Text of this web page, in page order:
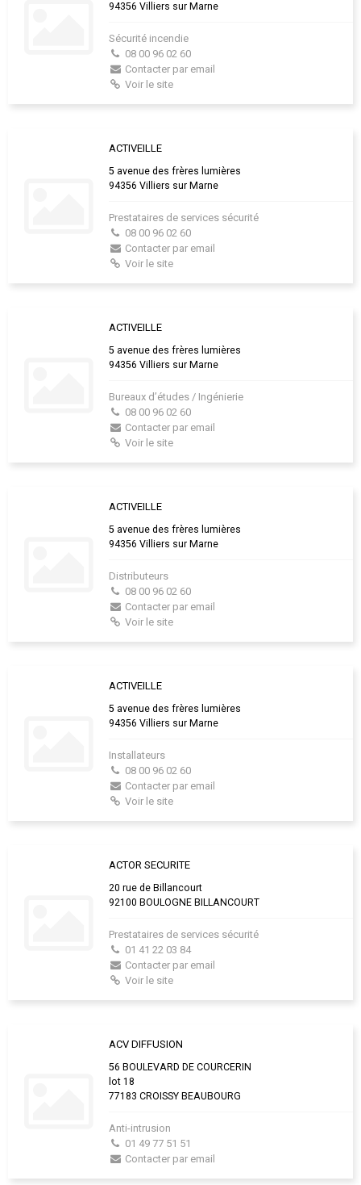
94356 Villiers sur Marne
Sécurité incendie
08 00 96 02 60
Contacter par email
Voir le site
ACTIVEILLE
5 avenue des frères lumières
94356 Villiers sur Marne
Prestataires de services sécurité
08 00 96 02 60
Contacter par email
Voir le site
ACTIVEILLE
5 avenue des frères lumières
94356 Villiers sur Marne
Bureaux d’études / Ingénierie
08 00 96 02 60
Contacter par email
Voir le site
ACTIVEILLE
5 avenue des frères lumières
94356 Villiers sur Marne
Distributeurs
08 00 96 02 60
Contacter par email
Voir le site
ACTIVEILLE
5 avenue des frères lumières
94356 Villiers sur Marne
Installateurs
08 00 96 02 60
Contacter par email
Voir le site
ACTOR SECURITE
20 rue de Billancourt
92100 BOULOGNE BILLANCOURT
Prestataires de services sécurité
01 41 22 03 84
Contacter par email
Voir le site
ACV DIFFUSION
56 BOULEVARD DE COURCERIN
lot 18
77183 CROISSY BEAUBOURG
Anti-intrusion
01 49 77 51 51
Contacter par email